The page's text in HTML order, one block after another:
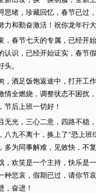
思绪，珍藏回忆，春节已过
力和勤奋激活！祝你龙年行
，春节七天的专属，已经开
认识，已经开始证实，春节
头。
，酒足饭饱返途中，打开工
情全燃烧，调整状态不困扰
节后上班一切好！
无光，三心二意，四路不稳
八九不离十，换上了“恐上班
多为同事解难，见效快，不
，欢笑是一个主持，快乐是
种悲哀，假期已过，请你节
，奋进！